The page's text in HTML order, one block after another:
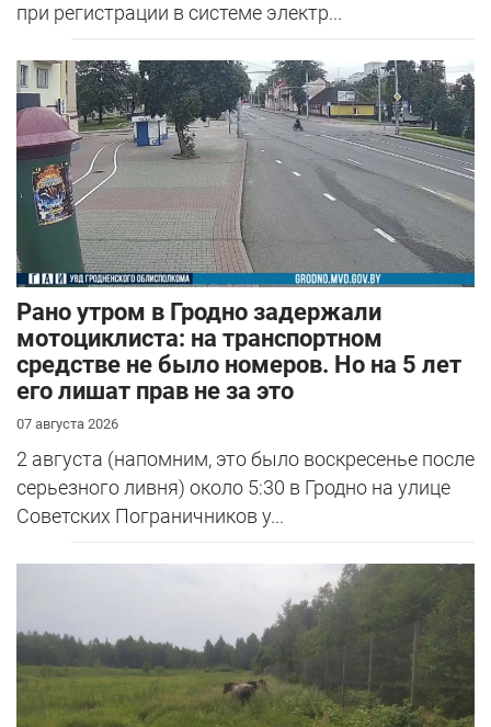
при регистрации в системе электр...
Рано утром в Гродно задержали
мотоциклиста: на транспортном
средстве не было номеров. Но на 5 лет
его лишат прав не за это
07 августа 2026
2 августа (напомним, это было воскресенье после
серьезного ливня) около 5:30 в Гродно на улице
Советских Пограничников у...